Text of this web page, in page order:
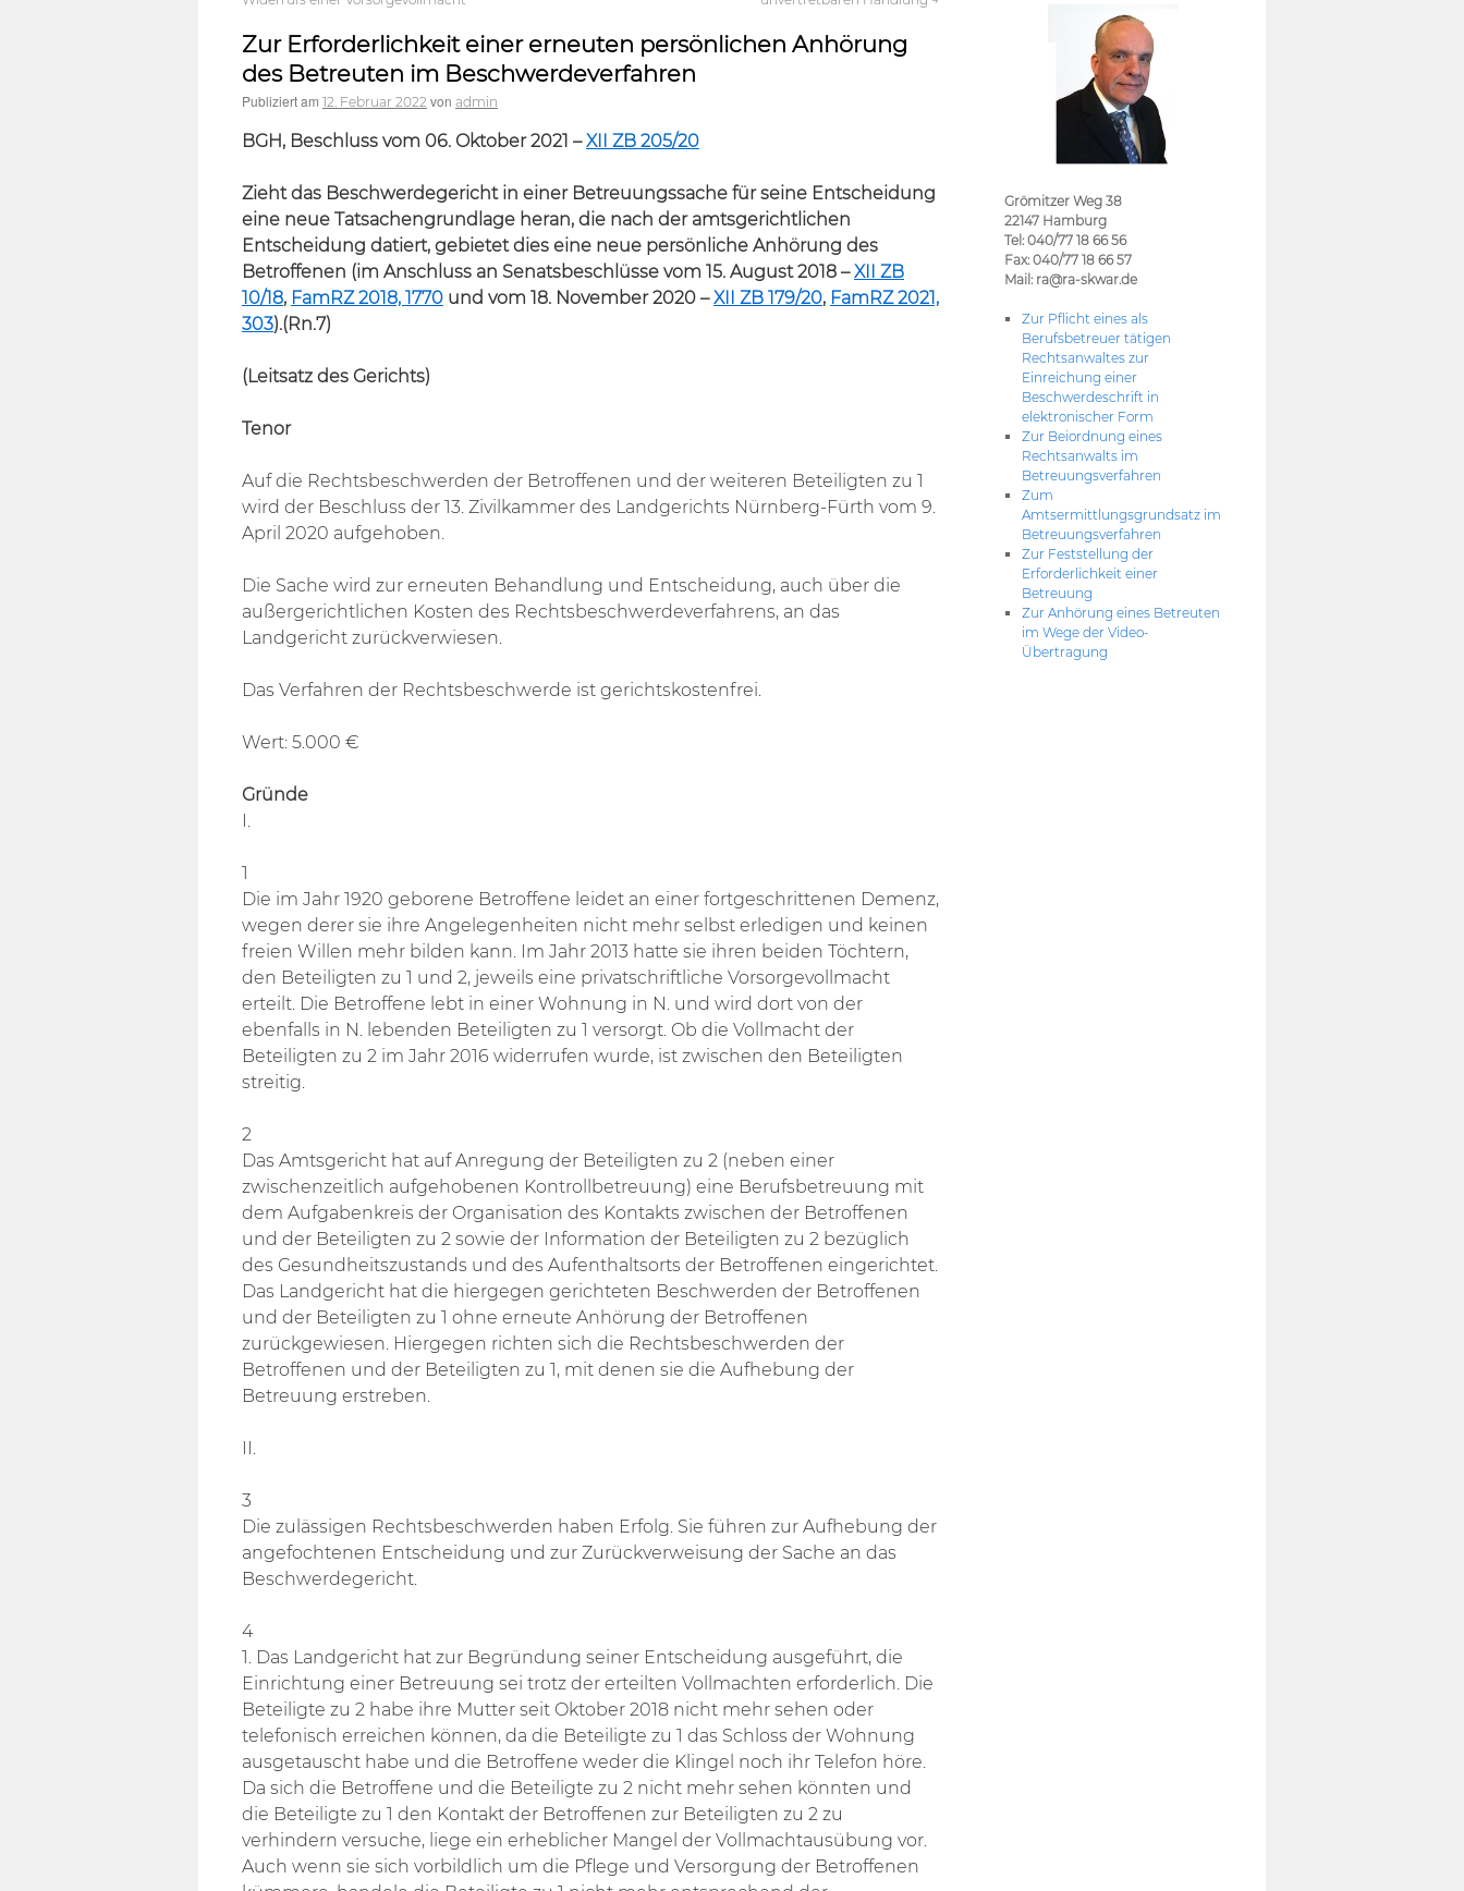
Zur Erforderlichkeit einer erneuten persönlichen Anhörung
des Betreuten im Beschwerdeverfahren
Publiziert am 12. Februar 2022 von admin
BGH, Beschluss vom 06. Oktober 2021 –XII ZB 205/20
Zieht das Beschwerdegericht in einer Betreuungssache für seine Entscheidung
eine neue Tatsachengrundlage heran, die nach der amtsgerichtlichen
Entscheidung datiert, gebietet dies eine neue persönliche Anhörung des
Betroffenen (im Anschluss an Senatsbeschlüsse vom 15. August 2018 –XII ZB
10/18, FamRZ 2018, 1770 und vom 18. November 2020 –XII ZB 179/20, FamRZ 2021,
303).(Rn.7)
(Leitsatz des Gerichts)
Tenor
Auf die Rechtsbeschwerden der Betroffenen und der weiteren Beteiligten zu 1
wird der Beschluss der 13. Zivilkammer des Landgerichts Nürnberg-Fürth vom 9.
April 2020 aufgehoben.
Die Sache wird zur erneuten Behandlung und Entscheidung, auch über die
außergerichtlichen Kosten des Rechtsbeschwerdeverfahrens, an das
Landgericht zurückverwiesen.
Das Verfahren der Rechtsbeschwerde ist gerichtskostenfrei.
Wert: 5.000 €
Gründe
I.
1
Die im Jahr 1920 geborene Betroffene leidet an einer fortgeschrittenen Demenz,
wegen derer sie ihre Angelegenheiten nicht mehr selbst erledigen und keinen
freien Willen mehr bilden kann. Im Jahr 2013 hatte sie ihren beiden Töchtern,
den Beteiligten zu 1 und 2, jeweils eine privatschriftliche Vorsorgevollmacht
erteilt. Die Betroffene lebt in einer Wohnung in N. und wird dort von der
ebenfalls in N. lebenden Beteiligten zu 1 versorgt. Ob die Vollmacht der
Beteiligten zu 2 im Jahr 2016 widerrufen wurde, ist zwischen den Beteiligten
streitig.
2
Das Amtsgericht hat auf Anregung der Beteiligten zu 2 (neben einer
zwischenzeitlich aufgehobenen Kontrollbetreuung) eine Berufsbetreuung mit
dem Aufgabenkreis der Organisation des Kontakts zwischen der Betroffenen
und der Beteiligten zu 2 sowie der Information der Beteiligten zu 2 bezüglich
des Gesundheitszustands und des Aufenthaltsorts der Betroffenen eingerichtet.
Das Landgericht hat die hiergegen gerichteten Beschwerden der Betroffenen
und der Beteiligten zu 1 ohne erneute Anhörung der Betroffenen
zurückgewiesen. Hiergegen richten sich die Rechtsbeschwerden der
Betroffenen und der Beteiligten zu 1, mit denen sie die Aufhebung der
Betreuung erstreben.
II.
3
Die zulässigen Rechtsbeschwerden haben Erfolg. Sie führen zur Aufhebung der
angefochtenen Entscheidung und zur Zurückverweisung der Sache an das
Beschwerdegericht.
4
1. Das Landgericht hat zur Begründung seiner Entscheidung ausgeführt, die
Einrichtung einer Betreuung sei trotz der erteilten Vollmachten erforderlich. Die
Beteiligte zu 2 habe ihre Mutter seit Oktober 2018 nicht mehr sehen oder
telefonisch erreichen können, da die Beteiligte zu 1 das Schloss der Wohnung
ausgetauscht habe und die Betroffene weder die Klingel noch ihr Telefon höre.
Da sich die Betroffene und die Beteiligte zu 2 nicht mehr sehen könnten und
die Beteiligte zu 1 den Kontakt der Betroffenen zur Beteiligten zu 2 zu
verhindern versuche, liege ein erheblicher Mangel der Vollmachtausübung vor.
Auch wenn sie sich vorbildlich um die Pflege und Versorgung der Betroffenen
Grömitzer Weg 38
22147 Hamburg
Tel: 040/77 18 66 56
Fax: 040/77 18 66 57
Mail: ra@ra-skwar.de
Zur Pflicht eines als
Berufsbetreuer tätigen
Rechtsanwaltes zur
Einreichung einer
Beschwerdeschrift in
elektronischer Form
Zur Beiordnung eines
Rechtsanwalts im
Betreuungsverfahren
Zum
Amtsermittlungsgrundsatz im
Betreuungsverfahren
Zur Feststellung der
Erforderlichkeit einer
Betreuung
Zur Anhörung eines Betreuten
im Wege der Video-
Übertragung